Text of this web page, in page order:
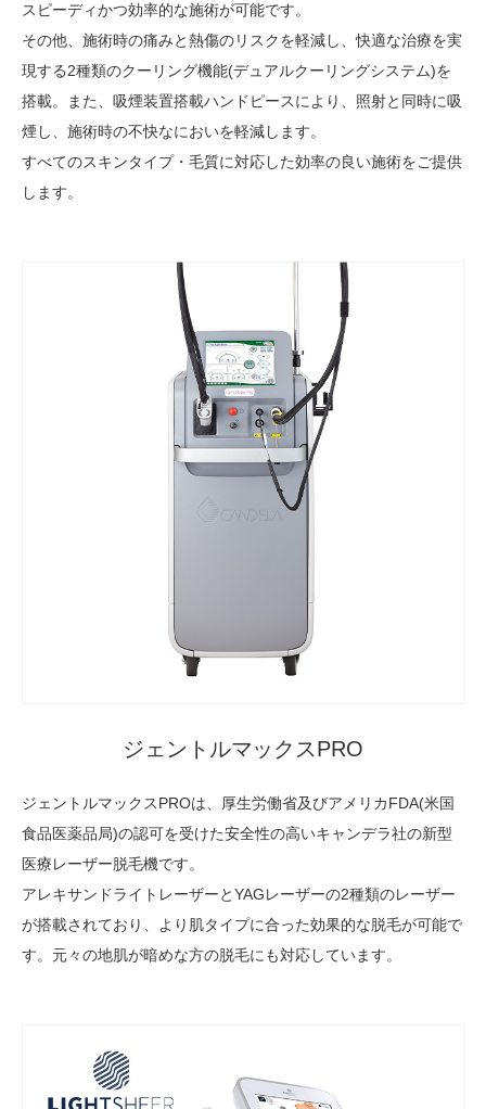
スピーディかつ効率的な施術が可能です。
その他、施術時の痛みと熱傷のリスクを軽減し、快適な治療を実
現する2種類のクーリング機能(デュアルクーリングシステム)を
搭載。また、吸煙装置搭載ハンドピースにより、照射と同時に吸
煙し、施術時の不快なにおいを軽減します。
すべてのスキンタイプ・毛質に対応した効率の良い施術をご提供
します。
ジェントルマックスPRO
ジェントルマックスPROは、厚生労働省及びアメリカFDA(米国
食品医薬品局)の認可を受けた安全性の高いキャンデラ社の新型
医療レーザー脱毛機です。
アレキサンドライトレーザーとYAGレーザーの2種類のレーザー
が搭載されており、より肌タイプに合った効果的な脱毛が可能で
す。元々の地肌が暗めな方の脱毛にも対応しています。